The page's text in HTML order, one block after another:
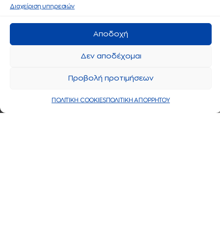
Διαχείριση υπηρεσιών
Αποδοχή
Δεν αποδέχομαι
Προβολή προτιμήσεων
ΠΟΛΙΤΙΚΗ COOKIESΠΟΛΙΤΙΚΗ ΑΠΟΡΡΗΤΟΥ